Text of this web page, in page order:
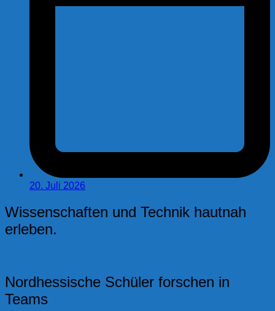
20. Juli 2026
Wissenschaften und Technik hautnah
erleben.
Nordhessische Schüler forschen in
Teams